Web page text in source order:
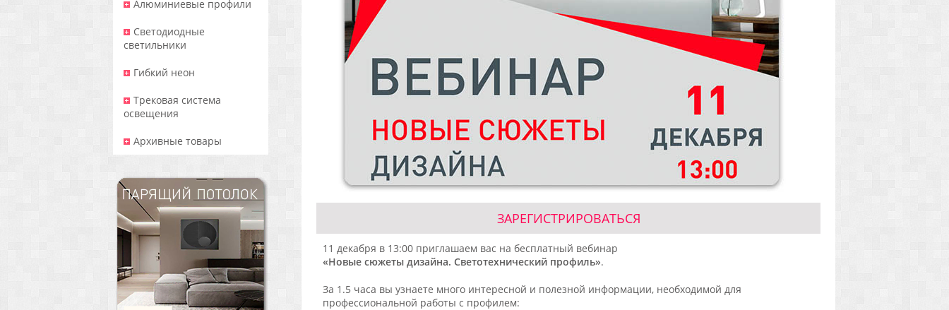
Алюминиевые профили
Светодиодные
светильники
Гибкий неон
Трековая система
освещения
Архивные товары
ЗАРЕГИСТРИРОВАТЬСЯ
11 декабря в 13:00 приглашаем вас на бесплатный вебинар
«Новые сюжеты дизайна. Светотехнический профиль».
За 1.5 часа вы узнаете много интересной и полезной информации, необходимой для
профессиональной работы с профилем: